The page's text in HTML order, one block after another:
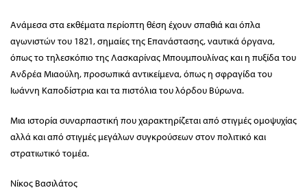
Ανάμεσα στα εκθέματα περίοπτη θέση έχουν σπαθιά και όπλα
αγωνιστών του 1821, σημαίες της Επανάστασης, ναυτικά όργανα,
όπως το τηλεσκόπιο της Λασκαρίνας Μπουμπουλίνας και η πυξίδα του
Ανδρέα Μιαούλη, προσωπικά αντικείμενα, όπως η σφραγίδα του
Ιωάννη Καποδίστρια και τα πιστόλια του λόρδου Βύρωνα.
Μια ιστορία συναρπαστική που χαρακτηρίζεται από στιγμές ομοψυχίας
αλλά και από στιγμές μεγάλων συγκρούσεων στον πολιτικό και
στρατιωτικό τομέα.
Νίκος Βασιλάτος